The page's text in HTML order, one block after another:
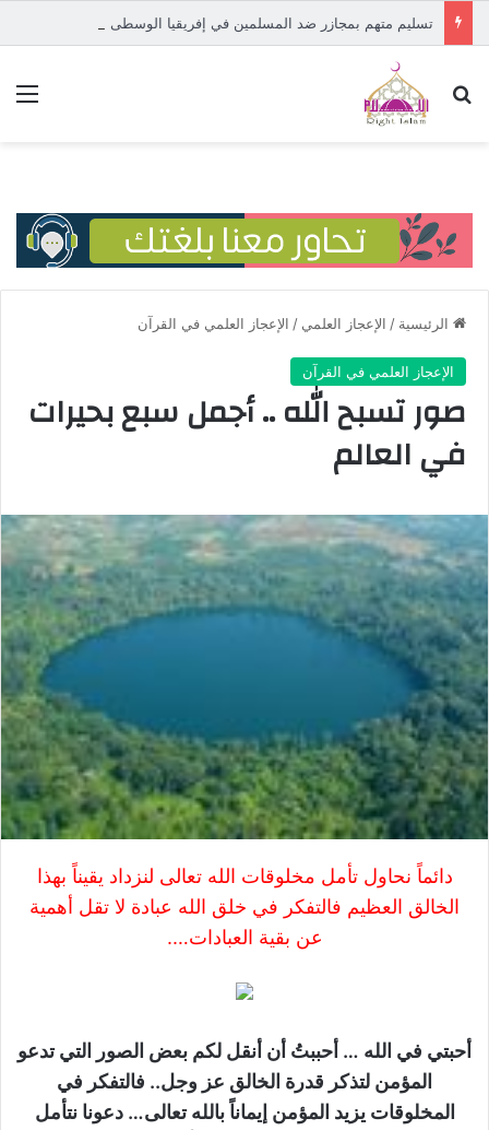
بحث عن
الرئيسية / الإعجاز العلمي / الإعجاز العلمي في القرآن
الإعجاز العلمي في القرآن
صور تسبح الله .. أجمل سبع بحيرات
في العالم
دائماً نحاول تأمل مخلوقات الله تعالى لنزداد يقيناً بهذا
الخالق العظيم فالتفكر في خلق الله عبادة لا تقل أهمية
عن بقية العبادات….
أحبتي في الله … أحببتُ أن أنقل لكم بعض الصور التي تدعو
المؤمن لتذكر قدرة الخالق عز وجل.. فالتفكر في
المخلوقات يزيد المؤمن إيماناً بالله تعالى… دعونا نتأمل